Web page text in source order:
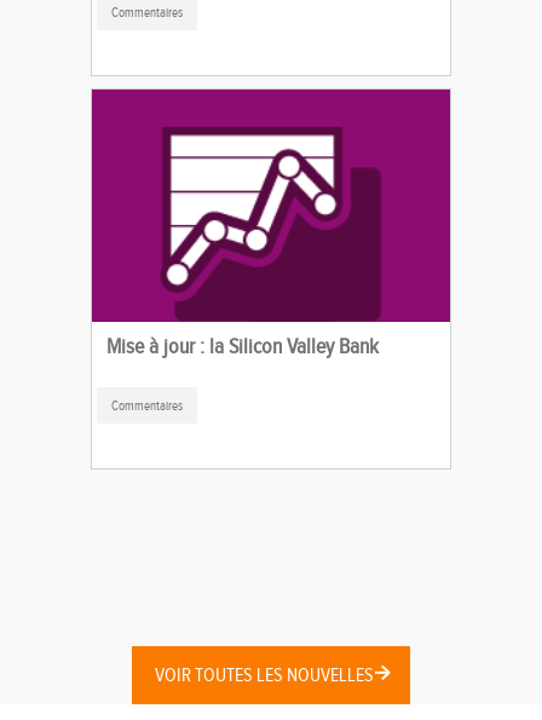
Commentaires
Mise à jour : la Silicon Valley Bank
Commentaires
VOIR TOUTES LES NOUVELLES